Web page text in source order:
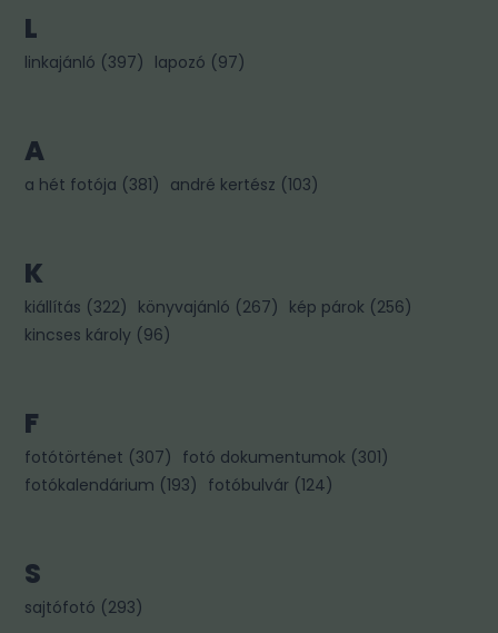
L
linkajánló (397) lapozó (97)
A
a hét fotója (381) andré kertész (103)
K
kiállítás (322) könyvajánló (267) kép párok (256)
kincses károly (96)
F
fotótörténet (307) fotó dokumentumok (301)
fotókalendárium (193) fotóbulvár (124)
S
sajtófotó (293)